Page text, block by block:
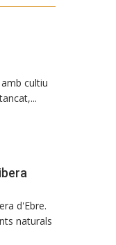
cultiu
d'Ebre.
naturals